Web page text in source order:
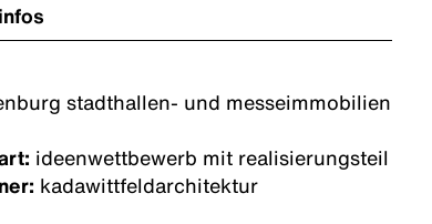
stadthallen- und messeimmobilien
ideenwettbewerb mit realisierungsteil
kadawittfeldarchitektur